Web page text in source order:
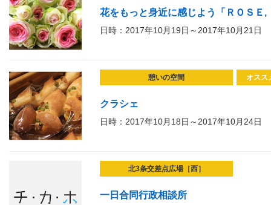
花をもっと身近に感じよう「ＲＯＳＥ
日時：2017年10月19日～2017年10月21日
憩いの空間 オスス
クラシェ
日時：2017年10月18日～2017年10月24日
北3条交差点広場［西］
一日合同行政相談所